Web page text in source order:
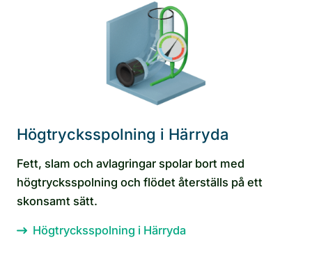
Högtrycksspolning i Härryda
Fett, slam och avlagringar spolar bort med
högtrycksspolning och flödet återställs på ett
skonsamt sätt.
Högtrycksspolning i Härryda